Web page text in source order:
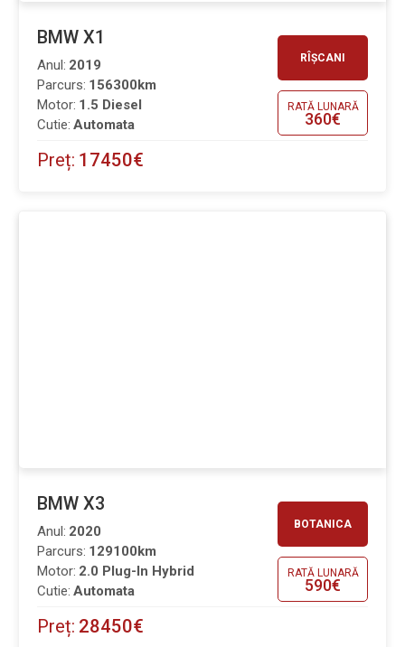
RÎȘCANI
RATĂ LUNARĂ
360€
BMW X1
Parcurs: 156300km
Anul: 2019
Motor: 1.5 Diesel
Cutie: Automata
Preț: 17450€
BOTANICA
RATĂ LUNARĂ
590€
BMW X3
Parcurs: 129100km
Anul: 2020
Motor: 2.0 Plug-In Hybrid
Cutie: Automata
Preț: 28450€